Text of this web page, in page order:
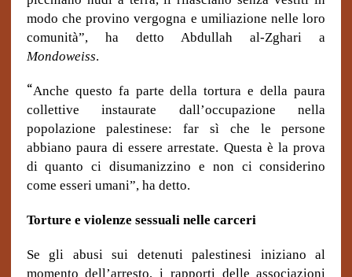
modo che provino vergogna e umiliazione nelle loro
comunità”, ha detto Abdullah al-Zghari a
Mondoweiss.
“Anche questo fa parte della tortura e della paura
collettive instaurate dall’occupazione nella
popolazione palestinese: far sì che le persone
abbiano paura di essere arrestate. Questa è la prova
di quanto ci disumanizzino e non ci considerino
come esseri umani”, ha detto.
Torture e violenze sessuali nelle carceri
Se gli abusi sui detenuti palestinesi iniziano al
momento dell’arresto, i rapporti delle associazioni